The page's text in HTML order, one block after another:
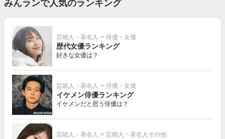
みんランで人気のランキング
芸能人・著名人 > 俳優・女優
歴代女優ランキング
好きな女優は？
芸能人・著名人 > 俳優・女優
イケメン俳優ランキング
イケメンだと思う俳優は？
芸能人・著名人 > 芸能人・著名人その他